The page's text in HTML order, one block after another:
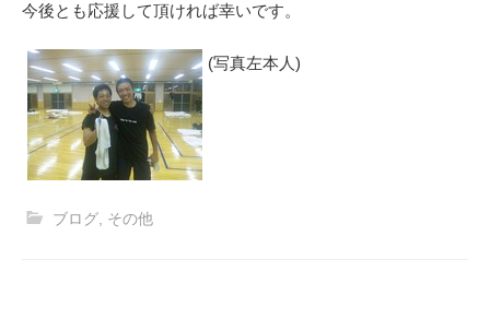
今後とも応援して頂ければ幸いです。
(写真左本人)
ブログ その他